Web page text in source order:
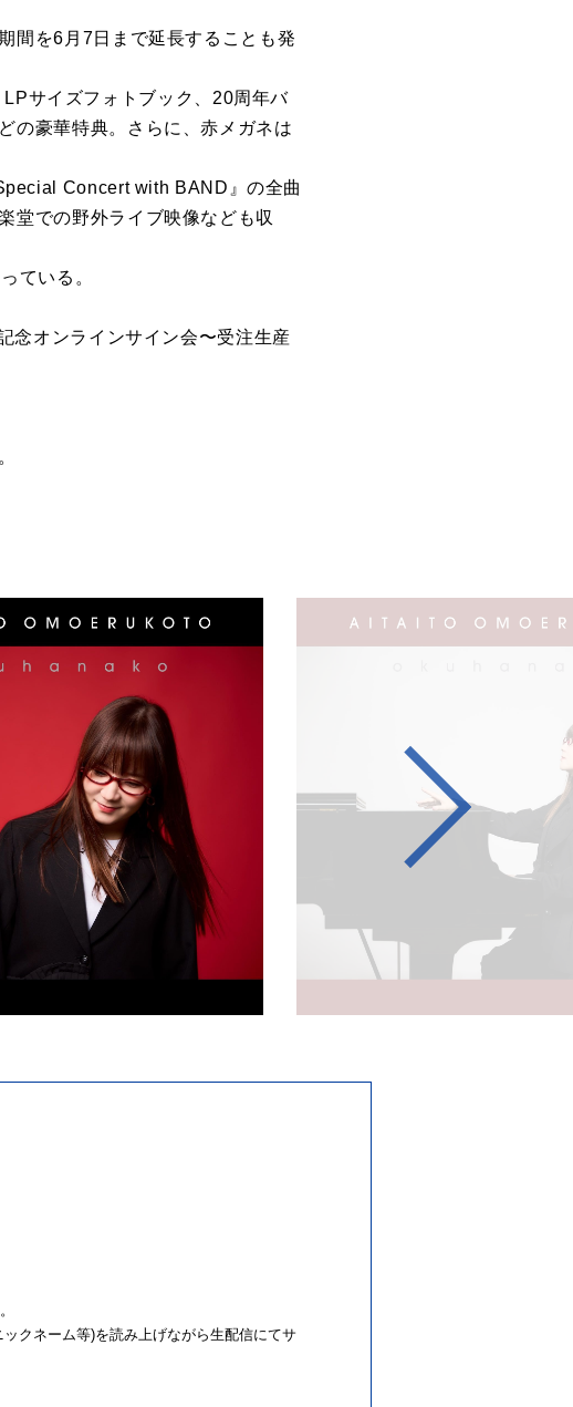
間を6月7日まで延長することも発
サイズフォトブック、20周年バ
の豪華特典。さらに、赤メガネは
Concert with BAND』の全曲
堂での野外ライブ映像なども収
ている。
念オンラインサイン会〜受注生産
クネーム等)を読み上げながら生配信にてサ